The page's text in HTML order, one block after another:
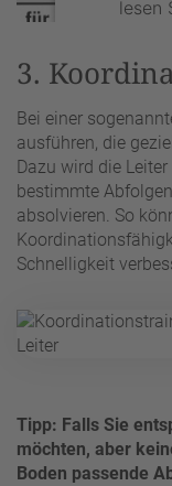
lesen
3.
Bei einer
ausführen, die
Dazu wird die
bestimmte
absolvieren. So
Schnelligkeit
Tipp: Falls Sie
möchten, aber
Boden passende